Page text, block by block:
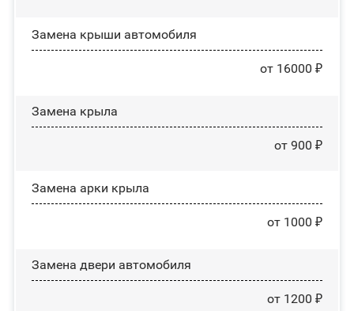
Замена крыши автомобиля
от 16000 ₽
Замена крыла
от 900 ₽
Замена арки крыла
от 1000 ₽
Замена двери автомобиля
от 1200 ₽